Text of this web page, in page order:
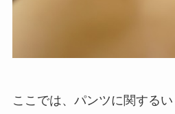
ここでは、パンツに関する